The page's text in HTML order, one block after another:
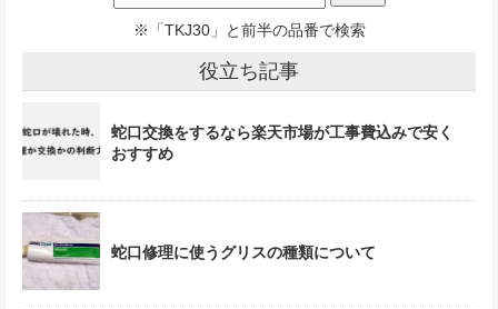
※「TKJ30」と前半の品番で検索
役立ち記事
蛇口交換をするなら楽天市場が工事費込みで安く
おすすめ
蛇口修理に使うグリスの種類について